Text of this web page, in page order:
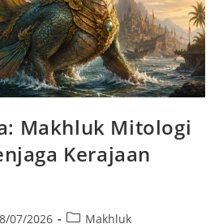
Makhluk Mitologi
Kerajaan
07/2026
PostMakhluk